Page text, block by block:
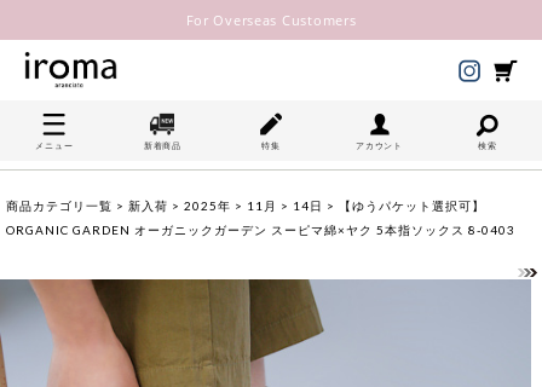
For Overseas Customers
メニュー 新着商品 特集 アカウント 検索
商品カテゴリ一覧 > 新入荷 > 2025年 > 11月 > 14日 > 【ゆうパケット選択可】
ORGANIC GARDEN オーガニックガーデン スーピマ綿×ヤク 5本指ソックス 8-0403